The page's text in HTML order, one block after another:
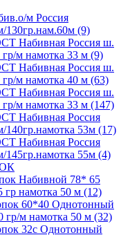
м Россия
130гр.нам.60м (9)
Набивная Россия ш.
гр/м намотка 33 м (9)
Набивная Россия ш.
гр/м намотка 40 м (63)
Набивная Россия ш.
гр/м намотка 33 м (147)
Набивная Россия
140гр.намотка 53м (17)
Набивная Россия
145гр.намотка 55м (4)
Набивной 78* 65
гр намотка 50 м (12)
60*40 Однотонный
гр/м намотка 50 м (32)
32с Однотонный